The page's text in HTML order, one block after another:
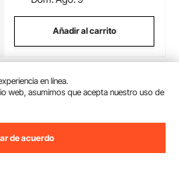
Añadir al carrito
Próximo
interesar
en línea.
web, asumimos que acepta nuestro uso de
de acuerdo